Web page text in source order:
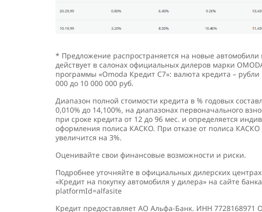
* Предложение распространяется на новые автомобили
действует в салонах официальных дилеров марки
программы «Omoda Кредит C7»: валюта кредита –
000 до 10 000 000 руб.
Диапазон полной стоимости кредита в % годовых
0,010% до 14,100%, на диапазонах первоначального
при сроке кредита от 12 до 96 мес. и определяется
оформления полиса КАСКО. При отказе от полиса КАСКО
увеличится на 3%.
Оценивайте свои финансовые возможности и риски.
Подробнее уточняйте в официальных дилерских
«Кредит на покупку автомобиля у дилера» на сайте
platformId=alfasite
Кредит предоставляет АО Альфа-Банк. ИНН 7728168971